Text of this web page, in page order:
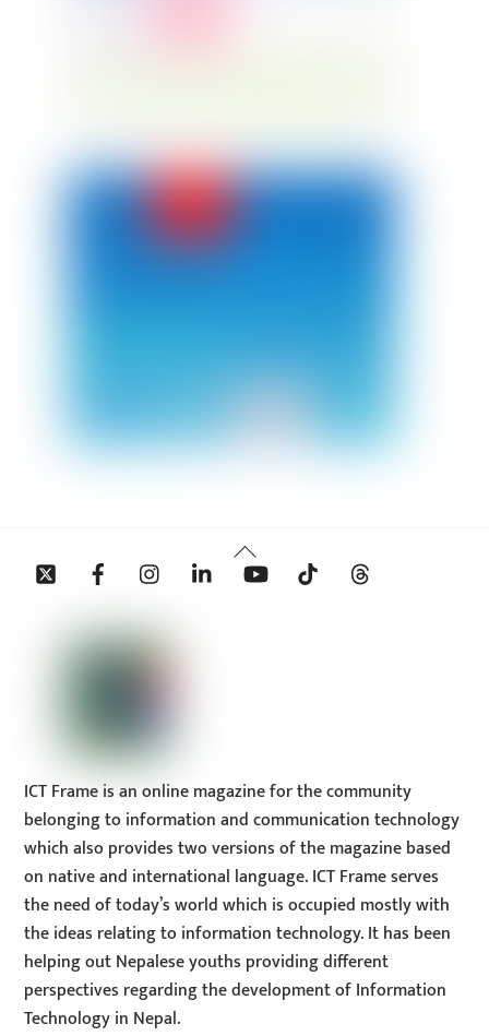
Back
To
Twitter Facebook InstagramLinkedin YouTube Tiktok
ICT Frame is an online magazine for the community
belonging to information and communication technology
which also provides two versions of the magazine based
on native and international language. ICT Frame serves
the need of today’s world which is occupied mostly with
the ideas relating to information technology. It has been
helping out Nepalese youths providing different
perspectives regarding the development of Information
Technology in Nepal.